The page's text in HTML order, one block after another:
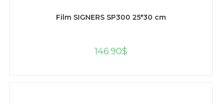
Film SIGNERS SP300 25*30 cm
146.90$